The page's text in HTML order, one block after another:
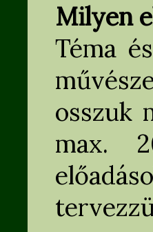
Milyen
Téma
osszuk
max.